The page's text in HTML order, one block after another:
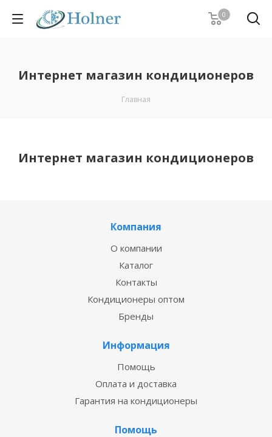
0
Интернет магазин кондиционеров
Главная
Интернет магазин кондиционеров
Компания
О компании
Каталог
Контакты
Кондиционеры оптом
Бренды
Информация
Помощь
Оплата и доставка
Гарантия на кондиционеры
Помощь